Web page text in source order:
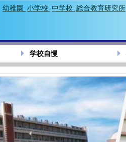
幼稚園 小学校 中学校 総合教育研究所
学校自慢